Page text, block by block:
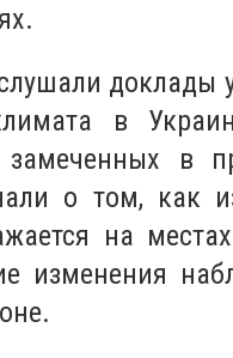
доклады
в
замеченных в
о том, как
на
изменения